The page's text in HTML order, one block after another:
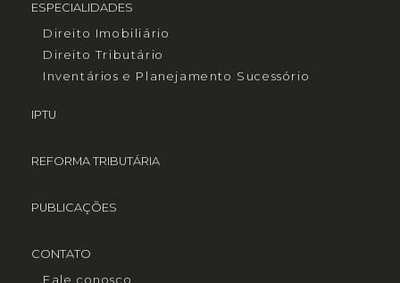
ESPECIALIDADES
Direito Imobiliário
Direito Tributário
Inventários e Planejamento Sucessório
IPTU
REFORMA TRIBUTÁRIA
PUBLICAÇÕES
CONTATO
Fale conosco